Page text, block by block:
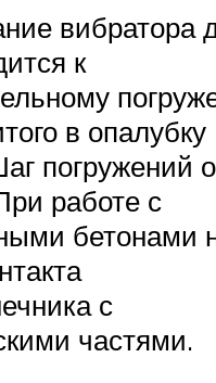
вибратора
к
в опалубку
погружений
работе с
бетонами
с
частями.